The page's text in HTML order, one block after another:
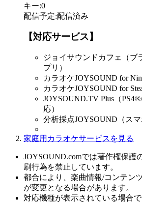
キー:0
配信予定:配信済み
【対応サービス】
ジョイサウンドカフェ（ブ
プリ）
カラオケJOYSOUND for
カラオケJOYSOUND for
JOYSOUND.TV Plus（
応）
分析採点JOYSOUND（スマ
家庭用カラオケサービスを見る
JOYSOUND.comでは著作権保護
刷行為を禁止しています。
都合により、楽曲情報/コンテン
が変更となる場合があります。
対応機種が表示されている場合